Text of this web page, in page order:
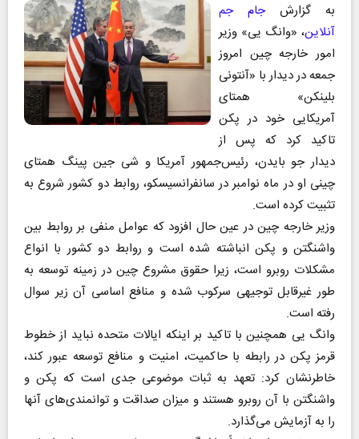
به گزارشجام جم
آنلاین، «وانگ یی» وزیر
امور خارجه چین امروز
جمعه در دیدار با «آنتونی
بلینکن» همتای
آمریکایی خود در پکن
تاکید کرد که پس از
دیدار جو بایدن، رئیس‌جمهور آمریکا و شی جین پینگ همتای
چینی او در ماه نوامبر در سانفرانسیسکو، روابط دو کشور شروع به
تثبیت کرده است.
وزیر خارجه چین در عین حال افزود که عوامل منفی بر روابط بین
واشنگتن و پکن انباشته شده است و روابط دو کشور با انواع
مشکلات روبرو است، زیرا حقوق مشروع چین در زمینه توسعه به
طور غیرقابل توجیهی سرکوب شده و منافع اساسی آن زیر سوال
رفته است.
وانگ یی همچنین با تاکید بر اینکه ایالات متحده نباید از خطوط
قرمز پکن در رابطه با حاکمیت، امنیت و منافع توسعه عبور کند،
خاطرنشان کرد: تعهد به ثبات موضوعی جدی است که پکن و
واشنگتن با آن روبرو هستند و میزان صداقت و توانمندی‌های آنها
را به آزمایش می‌گذارد.